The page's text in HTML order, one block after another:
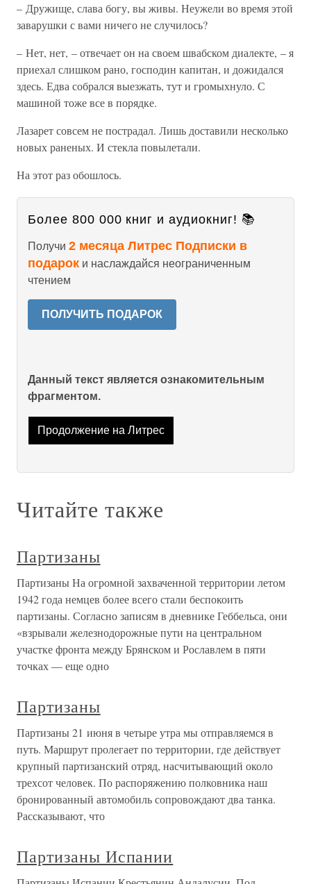
– Дружище, слава богу, вы живы. Неужели во время этой
заварушки с вами ничего не случилось?
– Нет, нет, – отвечает он на своем швабском диалекте, – я
приехал слишком рано, господин капитан, и дожидался
здесь. Едва собрался выезжать, тут и громыхнуло. С
машиной тоже все в порядке.
Лазарет совсем не пострадал. Лишь доставили несколько
новых раненых. И стекла повылетали.
На этот раз обошлось.
Более 800 000 книг и аудиокниг! 📚
Получи 2 месяца Литрес Подписки в
подарок и наслаждайся неограниченным
чтением
ПОЛУЧИТЬ ПОДАРОК
Данный текст является ознакомительным
фрагментом.
Продолжение на Литрес
Читайте также
Партизаны
Партизаны На огромной захваченной территории летом
1942 года немцев более всего стали беспокоить
партизаны. Согласно записям в дневнике Геббельса, они
«взрывали железнодорожные пути на центральном
участке фронта между Брянском и Рославлем в пяти
точках — еще одно
Партизаны
Партизаны 21 июня в четыре утра мы отправляемся в
путь. Маршрут пролегает по территории, где действует
крупный партизанский отряд, насчитывающий около
трехсот человек. По распоряжению полковника наш
бронированный автомобиль сопровождают два танка.
Рассказывают, что
Партизаны Испании